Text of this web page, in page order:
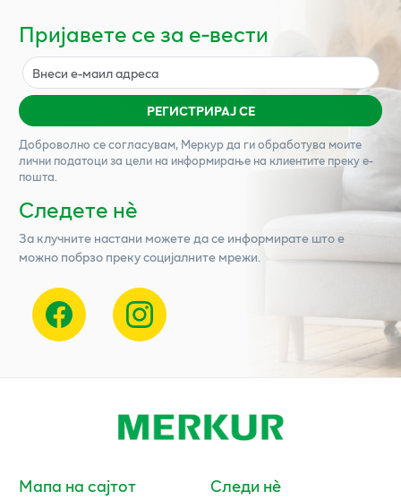
Пријавете се за е-вести
РЕГИСТРИРАЈ СЕ
Доброволно се согласувам, Меркурда ги обработува моите
лични податоци за цели на информирање на клиентите преку е-
пошта.
Следете нѐ
За клучните настани можете да се информирате што е
можно побрзо преку социјалните мрежи.
Мапа на сајтот Следи нè